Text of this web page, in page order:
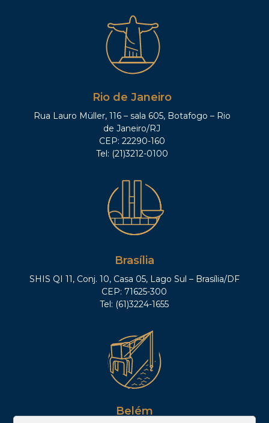
Rio de Janeiro
Rua Lauro Müller, 116 – sala 605, Botafogo – Rio
de Janeiro/RJ
CEP: 22290-160
Tel: (21)3212-0100
Brasília
SHIS QI 11, Conj. 10, Casa 05, Lago Sul – Brasília/DF
CEP: 71625-300
Tel: (61)3224-1655
Belém